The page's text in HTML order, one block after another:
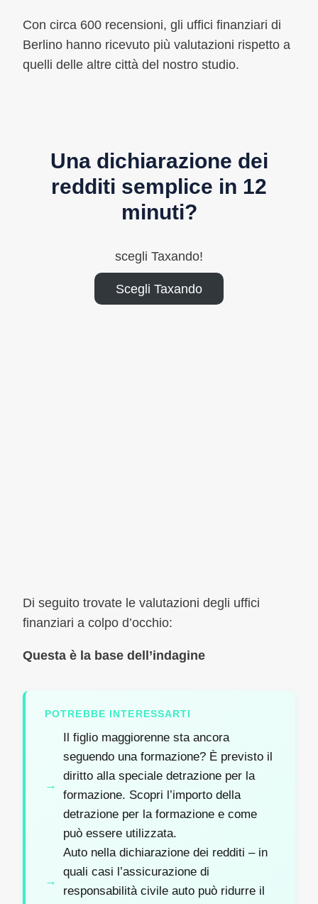
Con circa 600 recensioni, gli uffici finanziari di
Berlino hanno ricevuto più valutazioni rispetto a
quelli delle altre città del nostro studio.
Una dichiarazione dei
redditi semplice in 12
minuti?
scegli Taxando!
Scegli Taxando
Di seguito trovate le valutazioni degli uffici
finanziari a colpo d’occhio:
Questa è la base dell’indagine
POTREBBE INTERESSARTI
Il figlio maggiorenne sta ancora
seguendo una formazione? È previsto il
diritto alla speciale detrazione per la
formazione. Scopri l’importo della
detrazione per la formazione e come
può essere utilizzata.
Auto nella dichiarazione dei redditi – in
quali casi l’assicurazione di
responsabilità civile auto può ridurre il